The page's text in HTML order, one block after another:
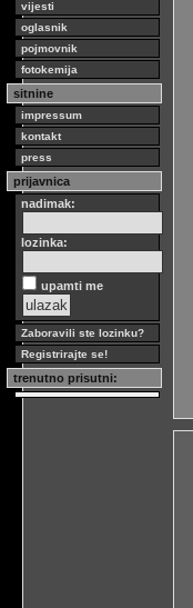
vijesti
oglasnik
pojmovnik
fotokemija
sitnine
impressum
kontakt
press
prijavnica
nadimak:
lozinka:
upamti me
Zaboravili ste lozinku?
Registrirajte se!
trenutno prisutni: